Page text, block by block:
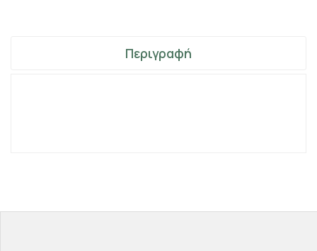
Περιγραφή